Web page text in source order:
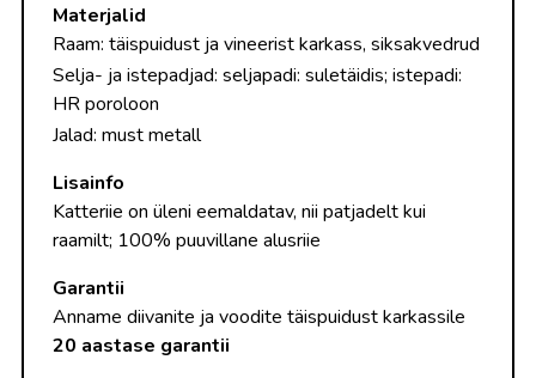
Materjalid
Raam: täispuidust ja vineerist karkass, siksakvedrud
Selja- ja istepadjad: seljapadi: suletäidis; istepadi:
HR poroloon
Jalad: must metall
Lisainfo
Katteriie on üleni eemaldatav, nii patjadelt kui
raamilt; 100% puuvillane alusriie
Garantii
Anname diivanite ja voodite täispuidust karkassile
20 aastase garantii